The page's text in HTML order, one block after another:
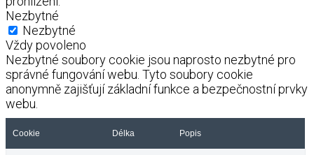
Nezbytné
Nezbytné
Vždy povoleno
Nezbytné soubory cookie jsou naprosto nezbytné pro
správné fungování webu. Tyto soubory cookie
anonymně zajišťují základní funkce a bezpečnostní prvky
webu.
Cookie Délka Popis